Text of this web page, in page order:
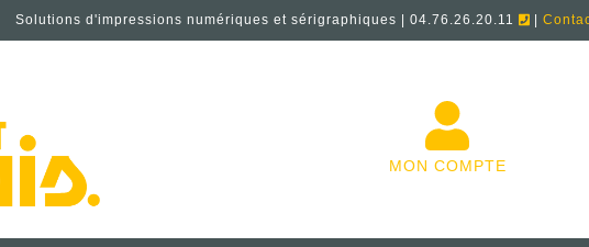
Solutions d'impressions numériques et sérigraphiques | 04.76.26.20.11 |
MON COMPTE